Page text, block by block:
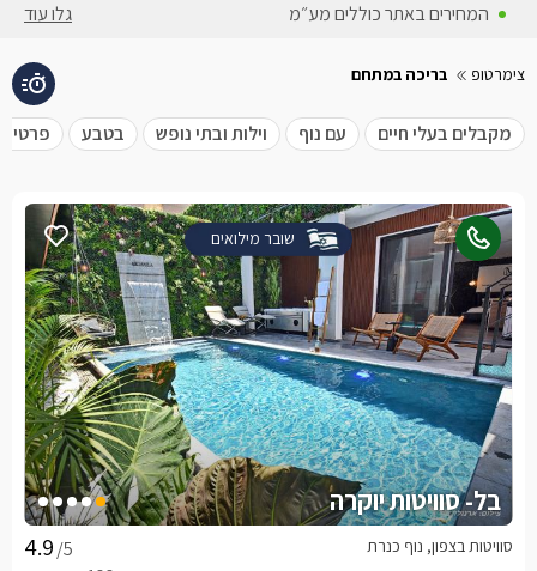
המחירים באתר כוללים מע״מ גלו עוד
צימרטופ בריכה במתחם
מקבלים בעלי חיים עם נוף וילות ובתי נופש בטבע
שובר מילואים
בל- סוויטות יוקרה
/5 סוויטות בצפון, נוף כנרת